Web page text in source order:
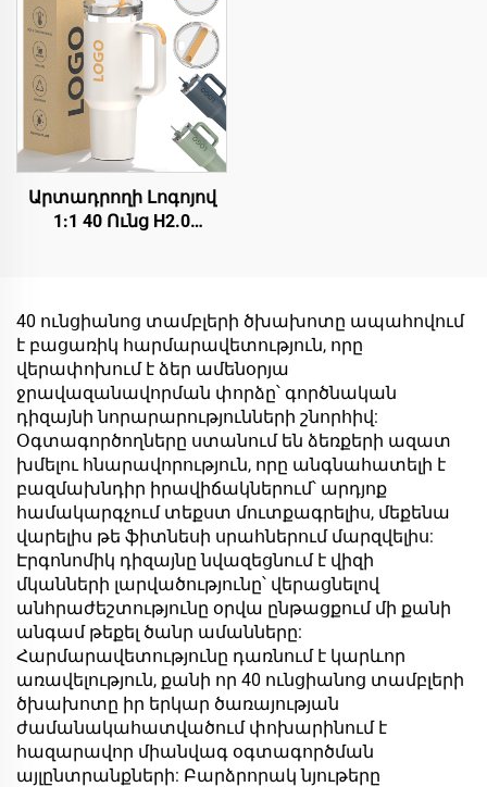
ստենային պողպատե
թամբլեր՝ ապահով
կափույրով,
խողովակով և
կափույրով՝
ճանապարհորդության
համար
Արտադրողի Լոգոյով
1:1 40 Ունց H2.0
Վակուումային
Ճաշասենյակի Սուրճի
Բաժակ՝ Շիշիկով,
Վաղնջական Օրերի և
Քայլերի համար
40 ունցիանոց տամբլերի ծխախոտը ապահովում
է բացառիկ հարմարավետություն, որը
վերափոխում է ձեր ամենօրյա
ջրավազանավորման փորձը՝ գործնական
դիզայնի նորարարությունների շնորհիվ:
Օգտագործողները ստանում են ձեռքերի ազատ
խմելու հնարավորություն, որը անգնահատելի է
բազմախնդիր իրավիճակներում՝ արդյոք
համակարգչում տեքստ մուտքագրելիս, մեքենա
վարելիս թե ֆիտնեսի սրահներում մարզվելիս:
Էրգոնոմիկ դիզայնը նվազեցնում է վիզի
մկանների լարվածությունը՝ վերացնելով
անհրաժեշտությունը օրվա ընթացքում մի քանի
անգամ թեքել ծանր ամանները:
Հարմարավետությունը դառնում է կարևոր
առավելություն, քանի որ 40 ունցիանոց տամբլերի
ծխախոտը իր երկար ծառայության
ժամանակահատվածում փոխարինում է
հազարավոր միանվագ օգտագործման
այլընտրանքների: Բարձրորակ նյութերը